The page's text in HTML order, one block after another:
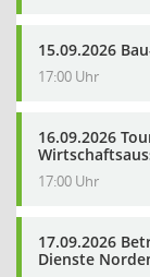
15.09.2026
17:00 Uhr
16.09.2026
17:00 Uhr
17.09.2026
Dienste